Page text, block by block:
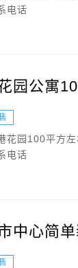
电话
园公寓
花园100平方
电话
中心简